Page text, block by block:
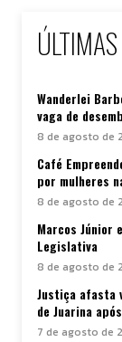
Wanderlei
vaga de
8 de agosto de
Café
por mulheres
8 de agosto de
Marcos Júnior
Legislativa
8 de agosto de
Justiça afasta
de Juarina
7 de agosto de